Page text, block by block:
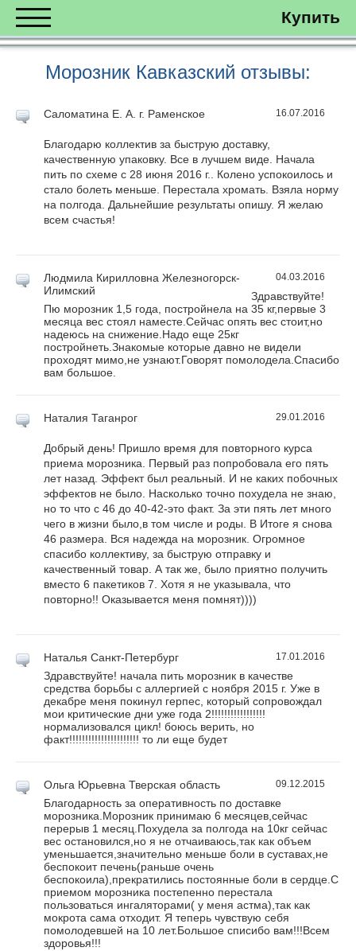
Купить
Морозник Кавказский отзывы:
Саломатина Е. А. г. Раменское 16.07.2016
Благодарю коллектив за быструю доставку,
качественную упаковку. Все в лучшем виде. Начала
пить по схеме с 28 июня 2016 г.. Колено успокоилось и
стало болеть меньше. Перестала хромать. Взяла норму
на полгода. Дальнейшие результаты опишу. Я желаю
всем счастья!
Людмила Кирилловна Железногорск-
Илимский
04.03.2016
Здравствуйте!
Пю морозник 1,5 года, постройнела на 35 кг,первые 3
месяца вес стоял наместе.Сейчас опять вес стоит,но
надеюсь на снижение.Надо еще 25кг
постройнеть.Знакомые которые давно не видели
проходят мимо,не узнают.Говорят помолодела.Спасибо
вам большое.
Наталия Таганрог 29.01.2016
Добрый день! Пришло время для повторного курса
приема морозника. Первый раз попробовала его пять
лет назад. Эффект был реальный. И не каких побочных
эффектов не было. Насколько точно похудела не знаю,
но то что с 46 до 40-42-это факт. За эти пять лет много
чего в жизни было,в том числе и роды. В Итоге я снова
46 размера. Вся надежда на морозник. Огромное
спасибо коллективу, за быструю отправку и
качественный товар. А так же, было приятно получить
вместо 6 пакетиков 7. Хотя я не указывала, что
повторно!! Оказывается меня помнят))))
Наталья Санкт-Петербург 17.01.2016
Здравствуйте! начала пить морозник в качестве
средства борьбы с аллергией с ноября 2015 г. Уже в
декабре меня покинул герпес, который сопровождал
мои критические дни уже года 2!!!!!!!!!!!!!!!!!
нормализовался цикл! боюсь верить, но
факт!!!!!!!!!!!!!!!!!!!!!! то ли еще будет
Ольга Юрьевна Тверская область 09.12.2015
Благодарность за оперативность по доставке
морозника.Морозник принимаю 6 месяцев,сейчас
перерыв 1 месяц.Похудела за полгода на 10кг сейчас
вес остановился,но я не отчаиваюсь,так как объем
уменьшается,значительно меньше боли в суставах,не
беспокоит печень(раньше очень
беспокоила),прекратились постоянные боли в сердце.С
приемом морозника постепенно перестала
пользоваться ингаляторами( у меня астма),так как
мокрота сама отходит. Я теперь чувствую себя
помолодевшей на 10 лет.Большое списибо вам!!!Всем
здоровья!!!